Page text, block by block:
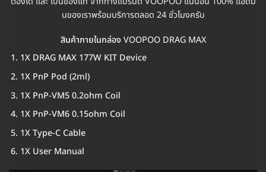
นของเราพร้อมบริการตลอด 24 ชั่วโมงครับ
สินค้าภายในกล่อง VOOPOO DRAG MAX
1X DRAG MAX 177W KIT Device
1X PnP Pod (2ml)
1X PnP-VM5 0.2ohm Coil
1X PnP-VM6 0.15ohm Coil
1X Type-C Cable
1X User Manual